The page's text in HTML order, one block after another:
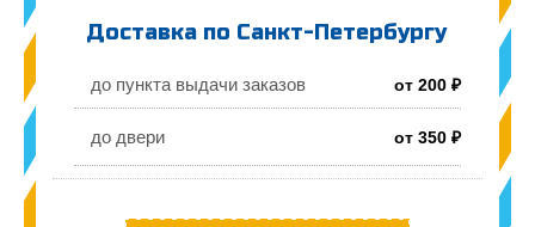
Доставка по Санкт-Петербургу
до пункта выдачи заказов от 200 ₽
до двери от 350 ₽